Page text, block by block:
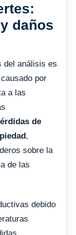
daños
del análisis es
por
a las
de
,
sobre la
de las
debido